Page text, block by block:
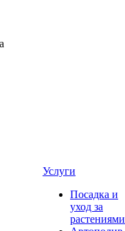
Услуги
Посадка и
уход за
растениями